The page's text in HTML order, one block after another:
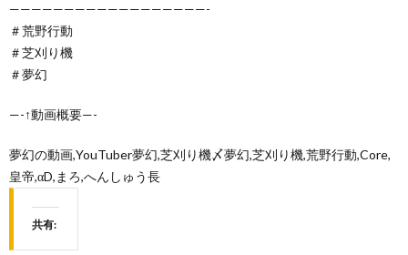
——————————————————-
＃荒野行動
＃芝刈り機
＃夢幻
—-↑動画概要—-
夢幻の動画,YouTuber夢幻,芝刈り機〆夢幻,芝刈り機,荒野行動,Core,
皇帝,αD,まろ,へんしゅう長
共有: